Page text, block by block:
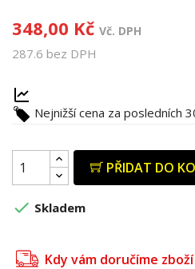
348,00 Kč Vč. DPH
287.6 bez DPH
Nejnižší cena za posledních
PŘIDAT DO
 Skladem
Kdy vám doručíme